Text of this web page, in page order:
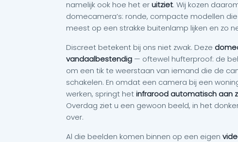
namelijk ook hoe het eruitziet. Wij kozen
domecamera’s: ronde, compacte modellen
meest op een strakke buitenlamp lijken en zo
Discreet betekent bij ons niet zwak. Deze
vandaalbestendig — oftewel hufterproof: de
om een tik te weerstaan van iemand die de
schakelen. En omdat een camera bij een
werken, springt hetinfrarood automatisch aan
Overdag ziet u een gewoon beeld, in het
over.
Al die beelden komen binnen op een eigen